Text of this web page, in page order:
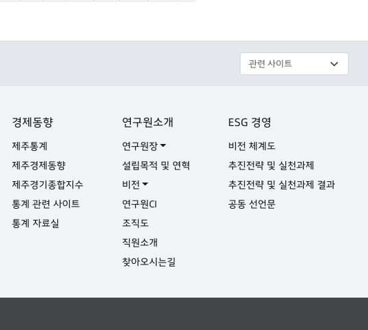
경제동향
제주통계
제주경제동향
제주경기종합지수
통계 관련 사이트
통계 자료실
연구원소개
연구원장
설립목적 및 연혁
비전
연구원CI
조직도
직원소개
찾아오시는길
ESG 경영
비전 체계도
추진전략 및 실천과제
추진전략 및 실천과제 결과
공동 선언문